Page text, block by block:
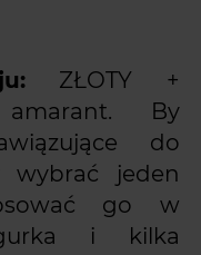
ZŁOTY +
By
do
wybrać jeden
go w
i kilka